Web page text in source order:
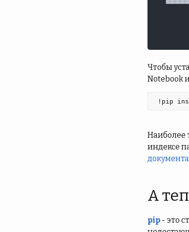
Чтобы
Notebook
!pip
Наиболее
индексе
А
pip - это